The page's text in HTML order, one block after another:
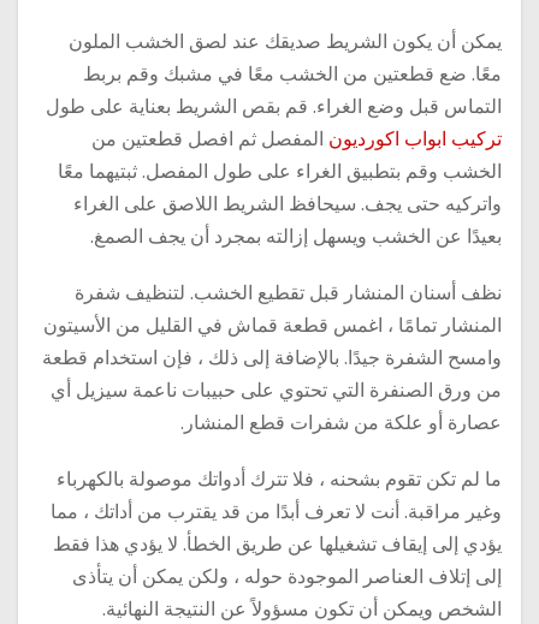
يمكن أن يكون الشريط صديقك عند لصق الخشب الملون
معًا. ضع قطعتين من الخشب معًا في مشبك وقم بربط
التماس قبل وضع الغراء. قم بقص الشريط بعناية على طول
تركيب ابواب اكورديون المفصل ثم افصل قطعتين من
الخشب وقم بتطبيق الغراء على طول المفصل. ثبتيهما معًا
واتركيه حتى يجف. سيحافظ الشريط اللاصق على الغراء
بعيدًا عن الخشب ويسهل إزالته بمجرد أن يجف الصمغ.
نظف أسنان المنشار قبل تقطيع الخشب. لتنظيف شفرة
المنشار تمامًا ، اغمس قطعة قماش في القليل من الأسيتون
وامسح الشفرة جيدًا. بالإضافة إلى ذلك ، فإن استخدام قطعة
من ورق الصنفرة التي تحتوي على حبيبات ناعمة سيزيل أي
عصارة أو علكة من شفرات قطع المنشار.
ما لم تكن تقوم بشحنه ، فلا تترك أدواتك موصولة بالكهرباء
وغير مراقبة. أنت لا تعرف أبدًا من قد يقترب من أداتك ، مما
يؤدي إلى إيقاف تشغيلها عن طريق الخطأ. لا يؤدي هذا فقط
إلى إتلاف العناصر الموجودة حوله ، ولكن يمكن أن يتأذى
الشخص ويمكن أن تكون مسؤولاً عن النتيجة النهائية.